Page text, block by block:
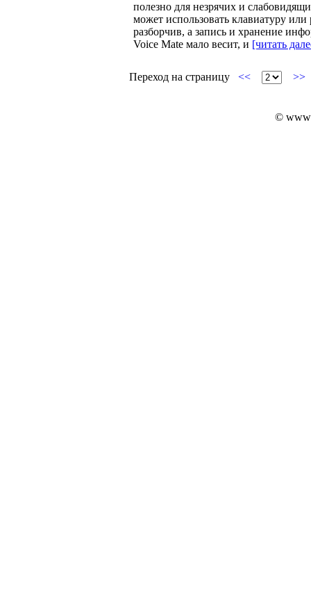
полезно для незрячих и
может использовать клавиатуру
разборчив, а запись и хранение
Voice Mate мало весит, и [читать
Переход на страницу << >>
©